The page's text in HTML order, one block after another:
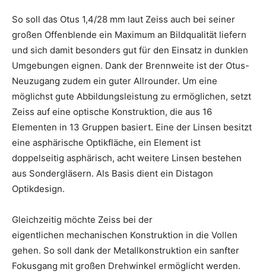
So soll das Otus 1,4/28 mm laut Zeiss auch bei seiner
großen Offenblende ein Maximum an Bildqualität liefern
und sich damit besonders gut für den Einsatz in dunklen
Umgebungen eignen. Dank der Brennweite ist der Otus-
Neuzugang zudem ein guter Allrounder. Um eine
möglichst gute Abbildungsleistung zu ermöglichen, setzt
Zeiss auf eine optische Konstruktion, die aus 16
Elementen in 13 Gruppen basiert. Eine der Linsen besitzt
eine asphärische Optikfläche, ein Element ist
doppelseitig asphärisch, acht weitere Linsen bestehen
aus Sondergläsern. Als Basis dient ein Distagon
Optikdesign.
Gleichzeitig möchte Zeiss bei der
eigentlichen mechanischen Konstruktion in die Vollen
gehen. So soll dank der Metallkonstruktion ein sanfter
Fokusgang mit großen Drehwinkel ermöglicht werden.